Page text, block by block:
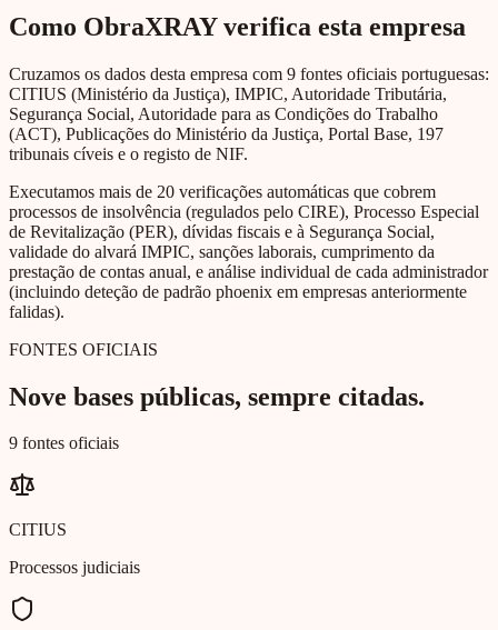
Como ObraXRAY verifica esta empresa
Cruzamos os dados desta empresa com 9 fontes oficiais portuguesas:
CITIUS (Ministério da Justiça), IMPIC, Autoridade Tributária,
Segurança Social, Autoridade para as Condições do Trabalho
(ACT), Publicações do Ministério da Justiça, Portal Base, 197
tribunais cíveis e o registo de NIF.
Executamos mais de 20 verificações automáticas que cobrem
processos de insolvência (regulados pelo CIRE), Processo Especial
de Revitalização (PER), dívidas fiscais e à Segurança Social,
validade do alvará IMPIC, sanções laborais, cumprimento da
prestação de contas anual, e análise individual de cada administrador
(incluindo deteção de padrão phoenix em empresas anteriormente
falidas).
FONTES OFICIAIS
Nove bases públicas, sempre citadas.
9 fontes oficiais
CITIUS
Processos judiciais